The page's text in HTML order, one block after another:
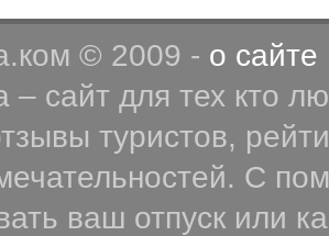
© 2009 - о сайте
– сайт для тех кто
туристов,
С
ваш отпуск или